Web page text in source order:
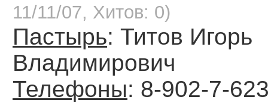
11/11/07, Хитов: 0)
Пастырь: Титов Игорь
Владимирович
Телефоны: 8-902-7-